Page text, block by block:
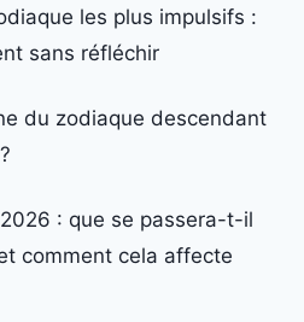
les plus impulsifs :
sans réfléchir
du zodiaque descendant
: que se passera-t-il
comment cela affecte